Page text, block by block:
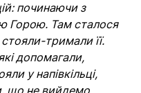
починаючи з
Горою. Там сталося
тримали її.
допомагали,
у напівкільці,